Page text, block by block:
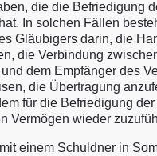
die die Befriedigung
In solchen Fällen
Gläubigers darin, die
die Verbindung
dem Empfänger des
die Übertragung
für die Befriedigung
Vermögen wieder
einem Schuldner in